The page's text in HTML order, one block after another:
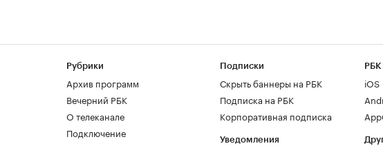
Рубрики
Архив программ
Вечерний РБК
О телеканале
Подключение
Подписки
Скрыть баннеры на РБК
Подписка на РБК
Корпоративная подписка
Уведомления
РБК
iOS